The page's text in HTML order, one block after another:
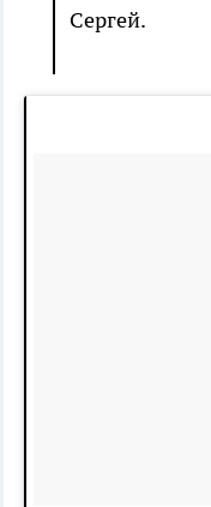
Сергей.